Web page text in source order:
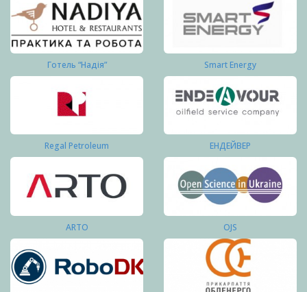
Готель “Надія” Smart Energy
Regal Petroleum ЕНДЕЙВЕР
ARTO OJS